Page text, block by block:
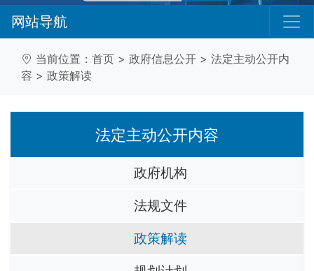
网站导航
当前位置： 首页 > 政府信息公开 > 法定主动公开内
容 > 政策解读
法定主动公开内容
政府机构
法规文件
政策解读